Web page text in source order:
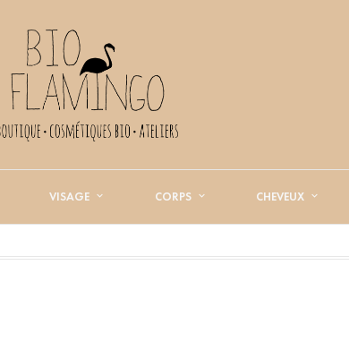
VISAGE CORPS CHEVEUX